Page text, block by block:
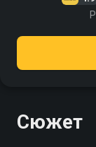
Сюжет